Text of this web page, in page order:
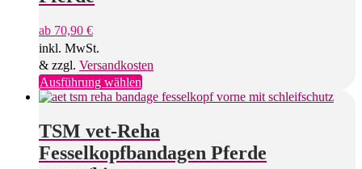
Produktseite
gewählt
werden
ab 70,90 €
inkl. MwSt.
& zzgl. Versandkosten
Ausführung wählenDieses
Produkt
mehrere
Varianten
auf.
TSM vet-Reha
Fesselkopfbandagen Pferde